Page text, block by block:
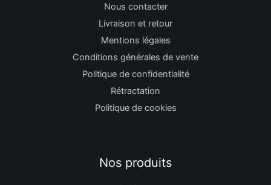
Nous contacter
Livraison et retour
Mentions légales
Conditions générales de vente
Politique de confidentialité
Rétractation
Politique de cookies
Nos produits